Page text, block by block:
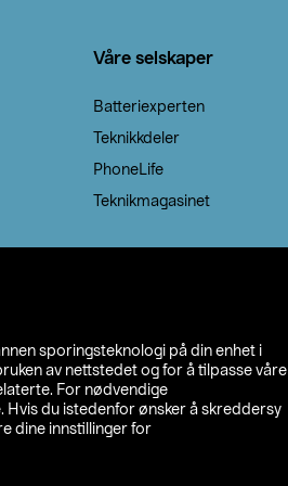
sporingsteknologi på din enhet i
av nettstedet og for å tilpasse våre
For nødvendige
Hvis du istedenfor ønsker å skreddersy
dine innstillinger for
Våre selskaper
Batteriexperten
Teknikkdeler
PhoneLife
Teknikmagasinet